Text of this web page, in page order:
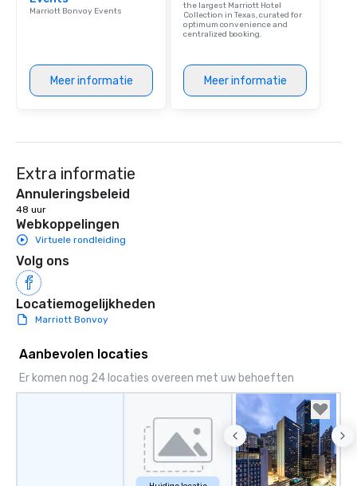
Marriott Bonvoy Events
Meer informatie
the largest Marriott Hotel
Collection in Texas, curated for
optimum convenience and
centralized booking.
Meer informatie
Extra informatie
Annuleringsbeleid
48 uur
Webkoppelingen
Virtuele rondleiding
Volg ons
Locatiemogelijkheden
Marriott Bonvoy
Aanbevolen locaties
Er komen nog 24 locaties overeen met uw behoeften